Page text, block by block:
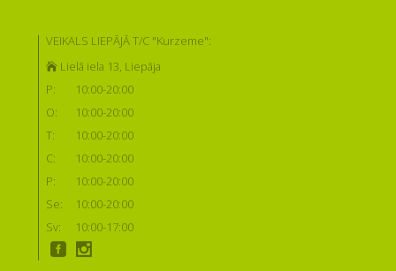
VEIKALS LIEPĀJĀ T/C "Kurzeme":
Lielā iela 13, Liepāja
P:
10:00-20:00
O:
10:00-20:00
T:
10:00-20:00
C:
10:00-20:00
P:
10:00-20:00
Se:
10:00-20:00
Sv:
10:00-17:00